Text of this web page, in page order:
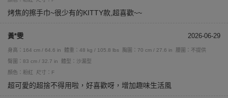
烤焦的擦手巾~很少有的KITTY款,超喜歡~~
黃*雯 2026-06-29
身高：164 cm / 64.6 in 體重：48 kg / 105.8 lbs 胸圍：70 cm / 27.6 in
腰圍：不提供
臀圍：83 cm / 32.7 in
體型：沙漏型
顏色：粉紅
尺寸：F
超可愛的超捨不得用啦，好喜歡呀，增加趣味生活風